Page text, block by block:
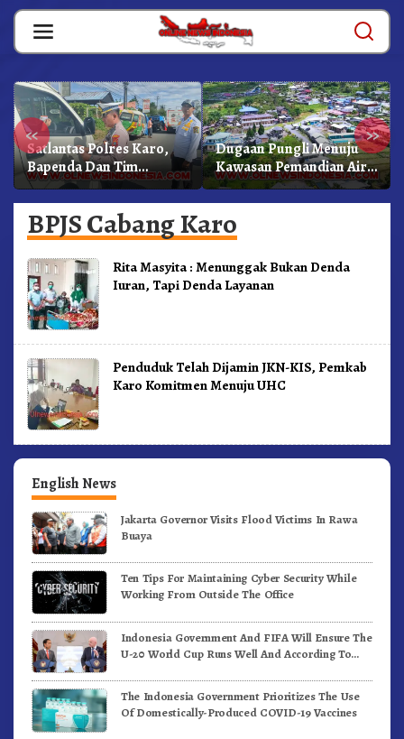
Skip
content
« »
Satlantas Polres Karo,
Bapenda Dan Tim
Lainnya Gelar Oprasi
Sadar Pajak Kenderaan
Dugaan Pungli Menuju
Kawasan Pemandian Air
Panas Semangat Gunung
– Doulu Foto Dan
Videokan!
BPJS Cabang Karo
Rita Masyita : Menunggak Bukan Denda
Iuran, Tapi Denda Layanan
Penduduk Telah Dijamin JKN-KIS, Pemkab
Karo Komitmen Menuju UHC
English News
Jakarta Governor Visits Flood Victims In Rawa
Buaya
Ten Tips For Maintaining Cyber Security While
Working From Outside The Office
Indonesia Government And FIFA Will Ensure The
U-20 World Cup Runs Well And According To
The Indonesia Government Prioritizes The Use
Of Domestically-Produced COVID-19 Vaccines